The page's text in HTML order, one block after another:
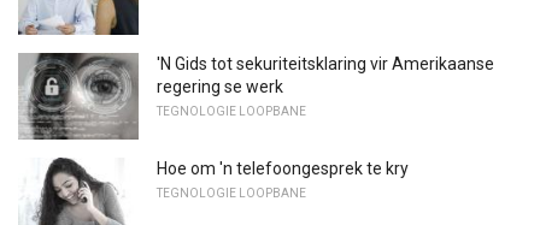
'N Gids tot sekuriteitsklaring vir Amerikaanse
regering se werk
TEGNOLOGIE LOOPBANE
Hoe om 'n telefoongesprek te kry
TEGNOLOGIE LOOPBANE